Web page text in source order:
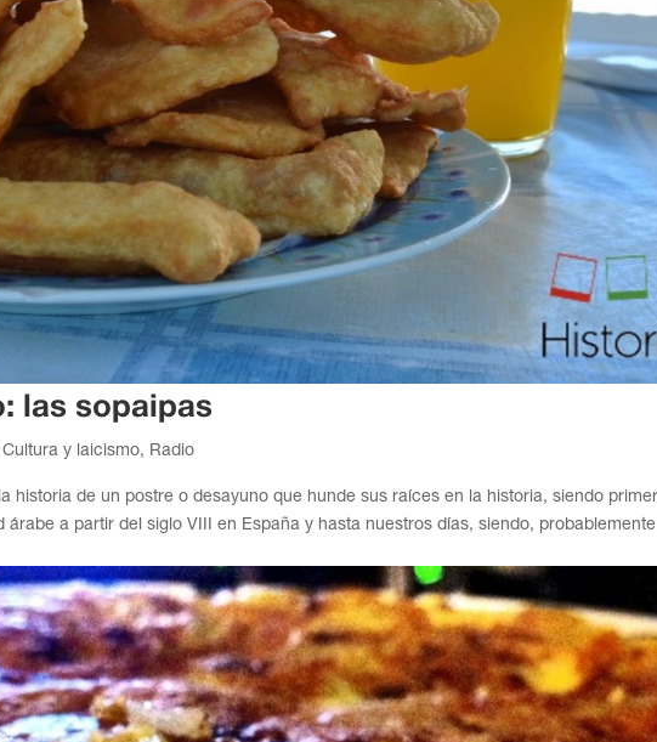
las sopaipas
Cultura y laicismo, Radio
historia de un postre o desayuno que hunde sus raíces en la historia, siendo
a partir del siglo VIII en España y hasta nuestros días, siendo,